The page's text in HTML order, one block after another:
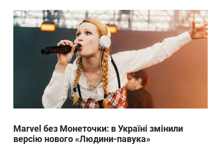
Marvel без Монеточки: в Україні змінили
версію нового «Людини-павука»